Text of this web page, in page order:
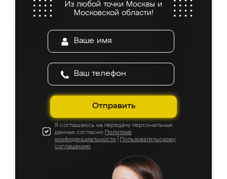
Из любой точки Москвы и
Московской области!
Отправить
Я соглашаюсь на передачу персональных
данных согласно Политике
конфиденциальности
Пользовательскому
соглашению